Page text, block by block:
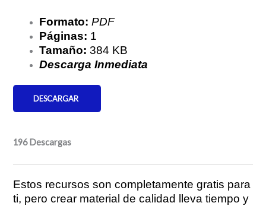
Formato: PDF
Páginas: 1
Tamaño: 384 KB
Descarga Inmediata
DESCARGAR
196Descargas
Estos recursos son completamente gratis para
ti, pero crear material de calidad lleva tiempo y